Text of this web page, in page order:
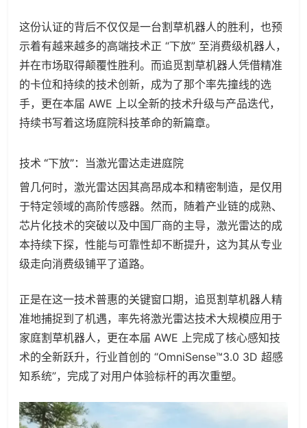
这份认证的背后不仅仅是一台割草机器人的胜利，也预
示着有越来越多的高端技术正 “下放” 至消费级机器人，
并在市场取得颠覆性胜利。而追觅割草机器人凭借精准
的卡位和持续的技术创新，成为了那个率先撞线的选
手，更在本届 AWE 上以全新的技术升级与产品迭代，
持续书写着这场庭院科技革命的新篇章。
技术 “下放”：当激光雷达走进庭院
曾几何时，激光雷达因其高昂成本和精密制造，是仅用
于特定领域的高阶传感器。然而，随着产业链的成熟、
芯片化技术的突破以及中国厂商的主导，激光雷达的成
本持续下探，性能与可靠性却不断提升，这为其从专业
级走向消费级铺平了道路。
正是在这一技术普惠的关键窗口期，追觅割草机器人精
准地捕捉到了机遇，率先将激光雷达技术大规模应用于
家庭割草机器人，更在本届 AWE 上完成了核心感知技
术的全新跃升，行业首创的 “OmniSense™3.0 3D 超感
知系统”，完成了对用户体验标杆的再次重塑。